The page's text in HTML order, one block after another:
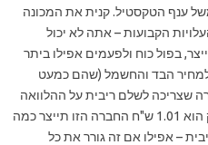
ענף הטקסטיל. קנית את המכונה
הקבועות – אתה לא יכול
בפול כוח ולפעמים אפילו ביתר
למחיר הבד והחשמל (שהם כמעט
שצריכה לשלם ריבית על ההלוואה
שלקחה. נניח שמחיר החשמל והבד הם שקל לחולצה – אם מחיר החולצה בשוק הוא 1.01 ש"ח החברה הזו תייצר כמה
– אפילו אם זה גורר את כל